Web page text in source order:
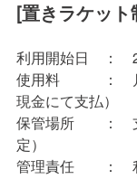
[置きラケット
利用開始日　：　
使用料　　　：
現金にて支払）
保管場所　　：
定）
管理責任　　：